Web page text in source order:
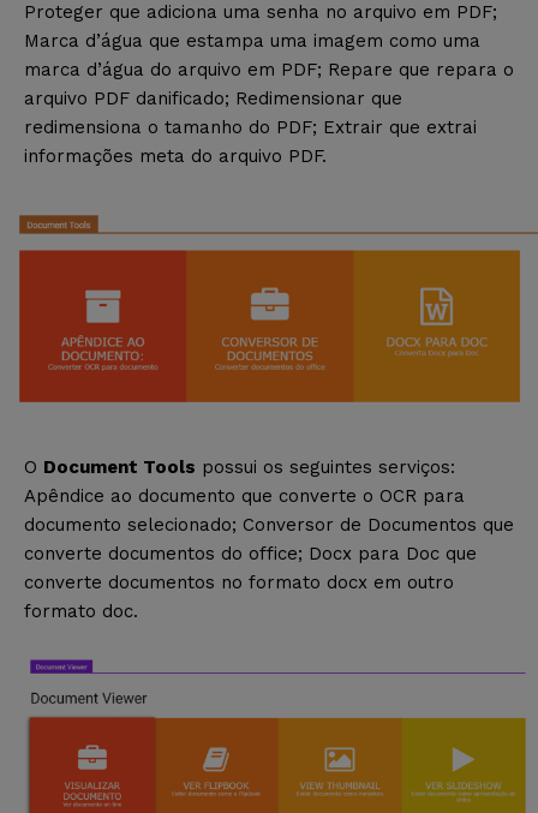
Proteger que adiciona uma senha no arquivo em PDF;
Marca d’água que estampa uma imagem como uma
marca d’água do arquivo em PDF; Repare que repara o
arquivo PDF danificado; Redimensionar que
redimensiona o tamanho do PDF; Extrair que extrai
informações meta do arquivo PDF.
O Document Tools possui os seguintes serviços:
Apêndice ao documento que converte o OCR para
documento selecionado; Conversor de Documentos que
converte documentos do office; Docx para Doc que
converte documentos no formato docx em outro
formato doc.